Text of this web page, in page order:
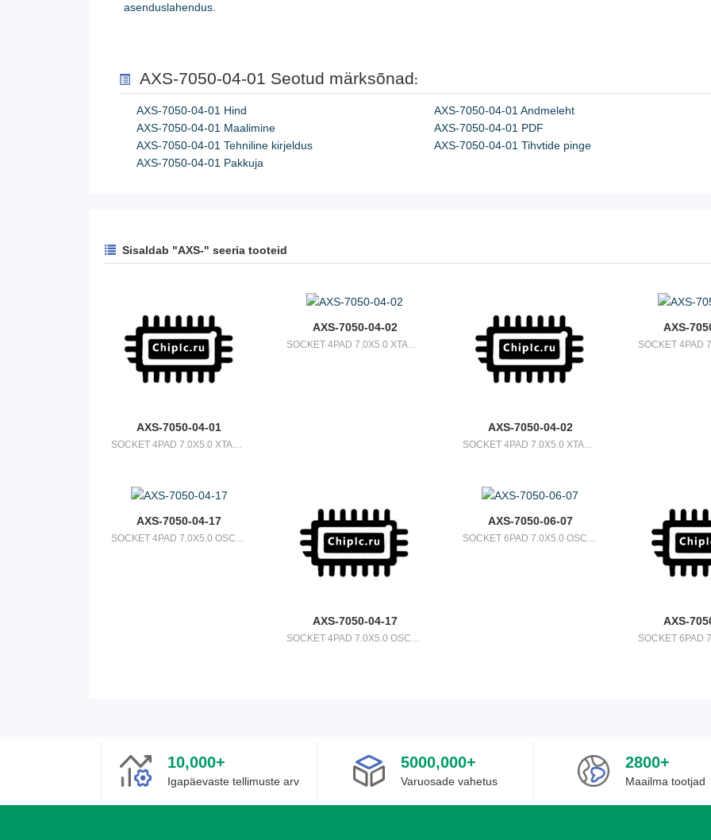
asenduslahendus.
AXS-7050-04-01 Seotud märksõnad:
AXS-7050-04-01 Hind
AXS-7050-04-01 Andmeleht
AXS-7050-04-01 Maalimine
AXS-7050-04-01 PDF
AXS-7050-04-01 Tehniline kirjeldus
AXS-7050-04-01 Tihvtide pinge
AXS-7050-04-01 Pakkuja
Sisaldab "AXS-" seeria tooteid
AXS-7050-04-01
SOCKET 4PAD 7.0X5.0 XTAL OR OSC
AXS-7050-04-02
AXS-7050-04-02
SOCKET 4PAD 7.0X5.0 XTAL OR OSC
AXS-
AXS-7050-04-17
AXS-7050-04-17
SOCKET 4PAD 7.0X5.0 OSCILLATOR
AXS-7050-06-07
AXS-
10,000+
Igapäevaste tellimuste arv
5000,000+
Varuosade vahetus
2800+
Maailma tootjad